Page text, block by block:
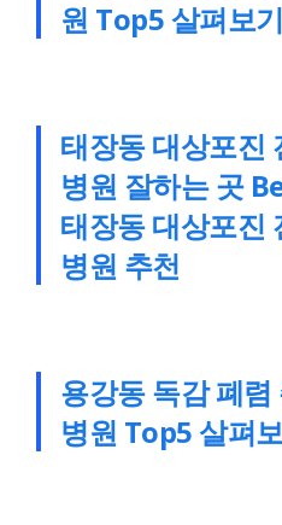
원 Top5 살펴보기
태장동 대상포진
병원 잘하는 곳
태장동 대상포진
병원 추천
용강동 독감 폐렴
병원 Top5 살펴